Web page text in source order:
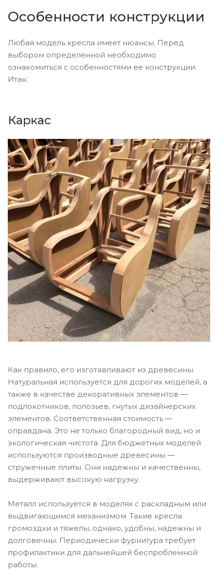
Особенности конструкции
Любая модель кресла имеет нюансы. Перед
выбором определенной необходимо
ознакомиться с особенностями ее конструкции.
Итак:
Каркас
Как правило, его изготавливают из древесины.
Натуральная используется для дорогих моделей, а
также в качестве декоративных элементов ―
подлокотников, полозьев, гнутых дизайнерских
элементов. Соответственная стоимость ―
оправдана. Это не только благородный вид, но и
экологическая чистота. Для бюджетных моделей
используются производные древесины ―
стружечные плиты. Они надежны и качественны,
выдерживают высокую нагрузку.
Металл используется в моделях с раскладным или
выдвигающимся механизмом. Такие кресла
громоздки и тяжелы, однако, удобны, надежны и
долговечны. Периодически фурнитура требует
профилактики для дальнейшей беспроблемной
работы.